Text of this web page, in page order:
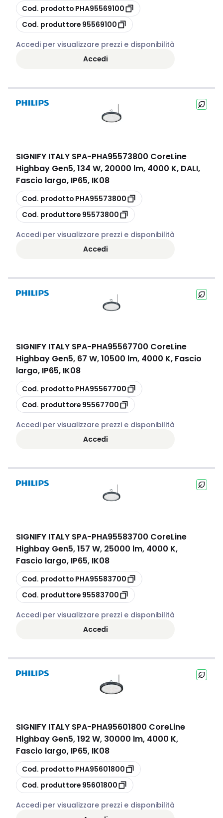
copia
Cod. prodotto PHA95569100
copia
Cod. produttore 95569100
Accedi per visualizzare prezzi e disponibilità
Accedi
SIGNIFY ITALY SPA-PHA95573800 CoreLine
Highbay Gen5, 134 W, 20000 lm, 4000 K, DALI,
Fascio largo, IP65, IK08
copia
Cod. prodotto PHA95573800
copia
Cod. produttore 95573800
Accedi per visualizzare prezzi e disponibilità
Accedi
SIGNIFY ITALY SPA-PHA95567700 CoreLine
Highbay Gen5, 67 W, 10500 lm, 4000 K, Fascio
largo, IP65, IK08
copia
Cod. prodotto PHA95567700
copia
Cod. produttore 95567700
Accedi per visualizzare prezzi e disponibilità
Accedi
SIGNIFY ITALY SPA-PHA95583700 CoreLine
Highbay Gen5, 157 W, 25000 lm, 4000 K,
Fascio largo, IP65, IK08
copia
Cod. prodotto PHA95583700
copia
Cod. produttore 95583700
Accedi per visualizzare prezzi e disponibilità
Accedi
SIGNIFY ITALY SPA-PHA95601800 CoreLine
Highbay Gen5, 192 W, 30000 lm, 4000 K,
Fascio largo, IP65, IK08
copia
Cod. prodotto PHA95601800
copia
Cod. produttore 95601800
Accedi per visualizzare prezzi e disponibilità